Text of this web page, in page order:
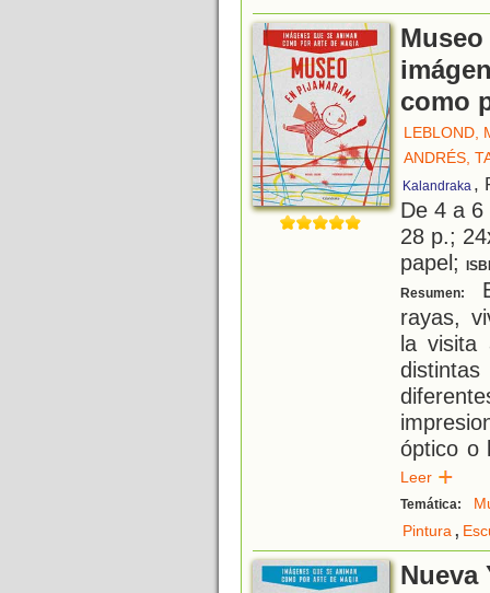
como
LEBLOND,
ANDRÉS,
Kalandraka ,
De 4 a
28 p.;
papel;
Resumen:
rayas,
la visita
óptico o
Leer
Temática:
Pintura,
Nueva